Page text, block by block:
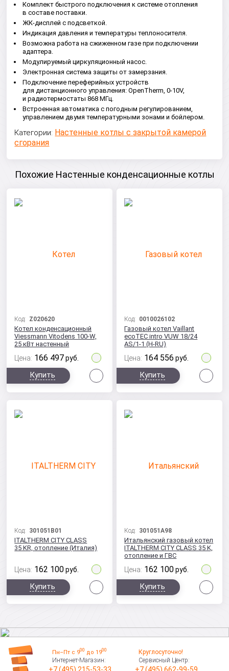
Комплект быстрого подключения к системе отопления
в составе поставки.
ЖК-дисплей с подсветкой.
Индикация давления и температуры теплоносителя.
Возможна работа на сжиженном газе при подключении
адаптера.
Модулируемый циркуляционный насос.
Электронная система защиты от замерзания.
Подключение переферийных устройств
для дистанционного управления: OpenTherm, 0-10V,
и радиотермостаты 868 МГц.
Встроенная автоматика с погодным регулированием,
управлением двумя температурными зонами и бойлером.
Категории: Настенные котлы с закрытой камерой
сгорания
Похожие Настенные конденсационные котлы
Код: Z020620
Котел конденсационный
Viessmann Vitodens 100-W,
25 кВт настенный
Цена: 166 497 руб.
Купить
Код: 0010026102
Газовый котел Vaillant
ecoTEC intro VUW 18/24
AS/1-1 (H-RU)
двухконтурный настенный
Цена: 164 556 руб.
Купить
Код: 301051B01
ITALTHERM CITY CLASS
35 KR, отопление (Италия)
Цена: 162 100 руб.
Купить
Код: 301051A98
Итальянский газовый котел
ITALTHERM CITY CLASS 35 K,
отопление и ГВС
Цена: 162 100 руб.
Купить
Пн–Пт с 900 до 1900
Интернет-Магазин:
Круглосуточно!
Сервисный Центр: